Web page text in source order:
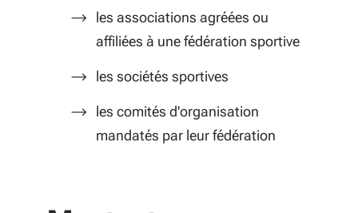
les associations agréées ou
affiliées à une fédération sportive
les sociétés sportives
les comités d'organisation
mandatés par leur fédération